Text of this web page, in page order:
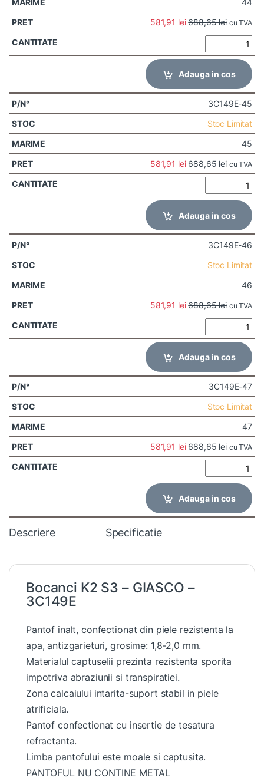
44
581,91 lei 688,65lei cu TVA
Adauga in cos
3C149E-45
Stoc Limitat
45
581,91 lei 688,65lei cu TVA
Adauga in cos
3C149E-46
Stoc Limitat
46
581,91 lei 688,65lei cu TVA
Adauga in cos
3C149E-47
Stoc Limitat
47
581,91 lei 688,65lei cu TVA
Adauga in cos
Descriere Specificatie
Bocanci K2 S3 – GIASCO –
3C149E
Pantof inalt, confectionat din piele rezistenta la
apa, antizgarieturi, grosime: 1,8-2,0 mm.
Materialul captuselii prezinta rezistenta sporita
impotriva abraziunii si transpiratiei.
Zona calcaiului intarita-suport stabil in piele
atrificiala.
Pantof confectionat cu insertie de tesatura
refractanta.
Limba pantofului este moale si captusita.
PANTOFUL NU CONTINE METAL